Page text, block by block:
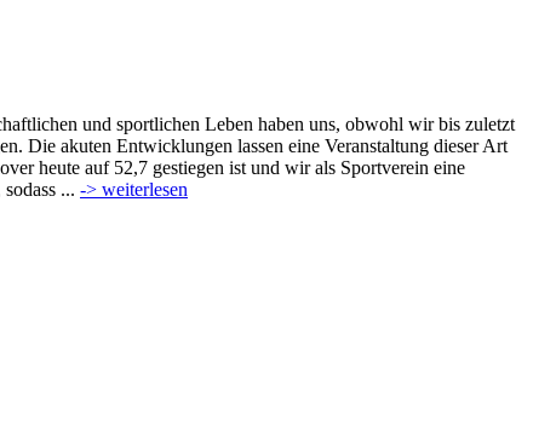
und sportlichen Leben haben uns, obwohl wir bis zuletzt
Die akuten Entwicklungen lassen eine Veranstaltung dieser Art
heute auf 52,7 gestiegen ist und wir als Sportverein eine
... -> weiterlesen